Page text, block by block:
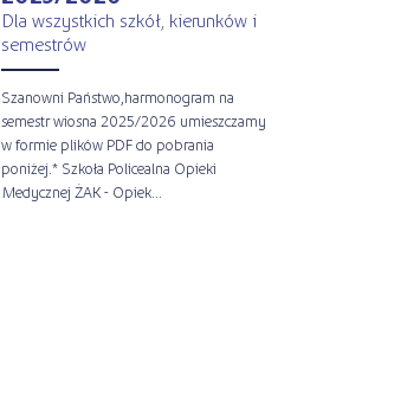
Dla wszystkich szkół, kierunków i
semestrów
Szanowni Państwo,harmonogram na
semestr wiosna 2025/2026 umieszczamy
w formie plików PDF do pobrania
poniżej.* Szkoła Policealna Opieki
Medycznej ŻAK - Opiek...